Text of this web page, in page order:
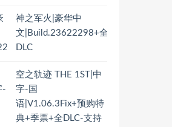
神之军火|豪华中
文|Build.23622298+全
DLC
空之轨迹 THE 1ST|中
字-国
语|V1.06.3Fix+预购特
典+季票+全DLC-支持